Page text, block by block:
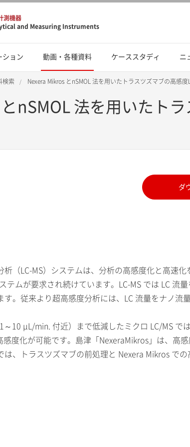
測機器
and Measuring Instruments
ション 動画・各種資料 ケーススタディ ニ
検索 Nexera Mikros とnSMOL 法を用いたトラスツズマブの高感
nSMOL 法を用いたト
ダ
析（LC-MS）システムは、分析の高感度化と高速
テムが要求され続けています。LC-MS では LC
す。従来より超高感度分析には、LC 流量をナノ
～10 μL/min. 付近）まで低減したミクロ LC/MS
感度化が可能です。島津「NexeraMikros」は、高
は、トラスツズマブの前処理と Nexera Mikros で